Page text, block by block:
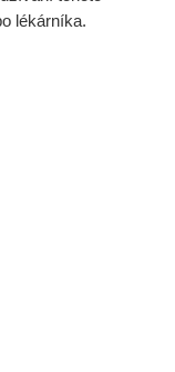
lékárníka.